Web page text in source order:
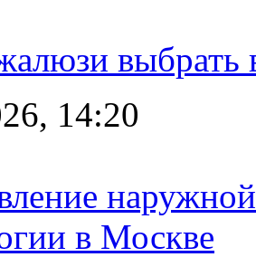
выбрать
14:20
в Москве